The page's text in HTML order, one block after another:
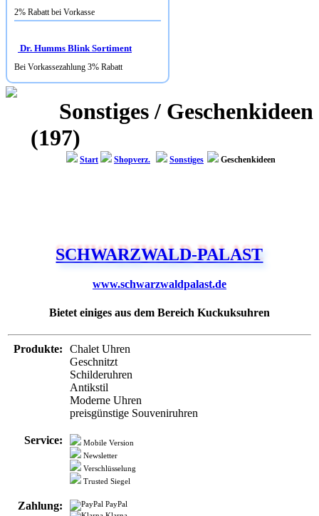
2% Rabatt bei Vorkasse
Dr. Humms Blink Sortiment
Bei Vorkassezahlung 3% Rabatt
Sonstiges / Geschenkideen
(197)
Start Shopverz. Sonstiges Geschenkideen
SCHWARZWALD-PALAST
www.schwarzwaldpalast.de
Bietet einiges aus dem Bereich Kuckuksuhren
Produkte:
Chalet Uhren
Geschnitzt
Schilderuhren
Antikstil
Moderne Uhren
preisgünstige Souveniruhren
Service:
Mobile Version
Newsletter
Verschlüsselung
Trusted Siegel
Zahlung:
PayPal